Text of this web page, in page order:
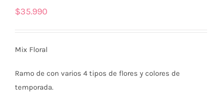
$35.990
Mix Floral
Ramo de con varios 4 tipos de flores y colores de
temporada.